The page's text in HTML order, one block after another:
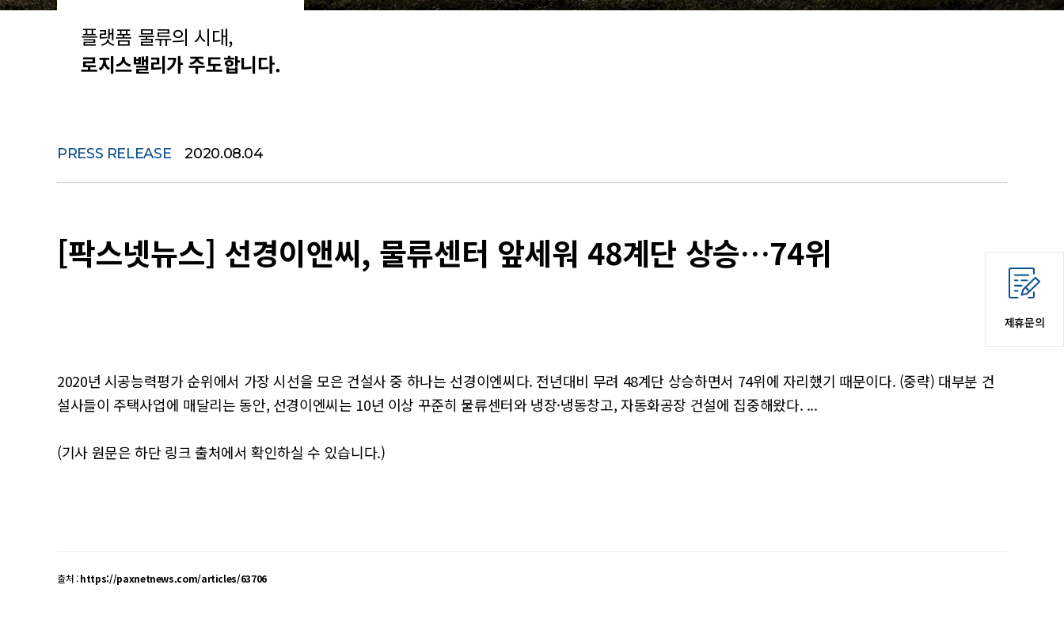
제휴문의
플랫폼 물류의 시대,
로지스밸리가 주도합니다.
PRESS RELEASE 2020.08.04
[팍스넷뉴스] 선경이앤씨, 물류센터 앞세워 48계단 상승…74위
2020년 시공능력평가 순위에서 가장 시선을 모은 건설사 중 하나는 선경이엔씨다. 전년대비 무려 48계단 상승하면서 74위에 자리했기 때문이다. (중략) 대부분 건
설사들이 주택사업에 매달리는 동안, 선경이엔씨는 10년 이상 꾸준히 물류센터와 냉장·냉동창고, 자동화공장 건설에 집중해왔다. ...
(기사 원문은 하단 링크 출처에서 확인하실 수 있습니다.)
출처 :https://paxnetnews.com/articles/63706